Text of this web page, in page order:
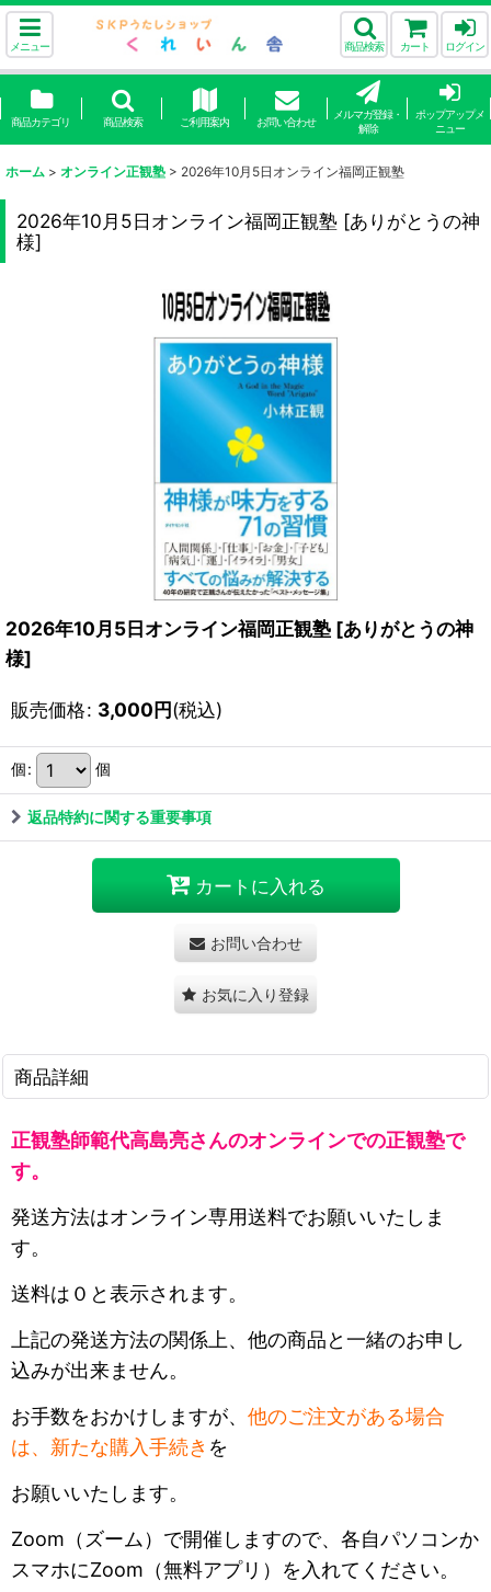
メニュー 商品検索 カート ログイン
商品カテゴリ 商品検索 ご利用案内 お問い合わせ
メルマガ登録・
解除
ポップアップメ
ニュー
ホーム > オンライン正観塾 > 2026年10月5日オンライン福岡正観塾
2026年10月5日オンライン福岡正観塾 [ありがとうの神
様]
2026年10月5日オンライン福岡正観塾 [ありがとうの神
様]
販売価格: 3,000円(税込)
個: 個
返品特約に関する重要事項
カートに入れる
お問い合わせ
お気に入り登録
商品詳細
正観塾師範代高島亮さんのオンラインでの正観塾で
す。
発送方法はオンライン専用送料でお願いいたしま
す。
送料は０と表示されます。
上記の発送方法の関係上、他の商品と一緒のお申し
込みが出来ません。
お手数をおかけしますが、 他のご注文がある場合
は、 新たな購入手続き を
お願いいたします。
Zoom（ズーム）で開催しますので、各自パソコンか
スマホにZoom（無料アプリ）を入れてください。